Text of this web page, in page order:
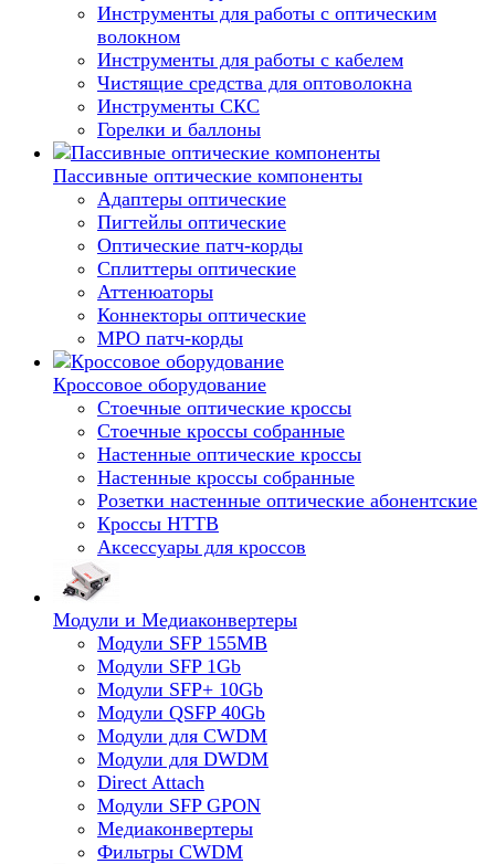
Инструменты для работы с оптическим
волокном
Инструменты для работы с кабелем
Чистящие средства для оптоволокна
Инструменты СКС
Горелки и баллоны
Пассивные оптические компоненты
Адаптеры оптические
Пигтейлы оптические
Оптические патч-корды
Сплиттеры оптические
Аттенюаторы
Коннекторы оптические
MPO патч-корды
Кроссовое оборудование
Стоечные оптические кроссы
Стоечные кроссы собранные
Настенные оптические кроссы
Настенные кроссы собранные
Розетки настенные оптические абонентские
Кроссы HTTB
Аксессуары для кроссов
Модули и Медиаконвертеры
Модули SFP 155MB
Модули SFP 1Gb
Модули SFP+ 10Gb
Модули QSFP 40Gb
Модули для CWDM
Модули для DWDM
Direct Attach
Модули SFP GPON
Медиаконвертеры
Фильтры CWDM